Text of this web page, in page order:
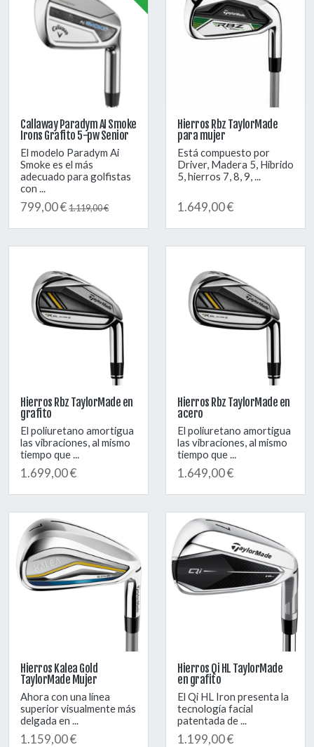
Callaway Paradym AI Smoke
Irons Grafito 5-pw Senior
El modelo Paradym Ai
Smoke es el más
adecuado para golfistas
con ...
799,00 €1.119,00 €
Hierros Rbz TaylorMade
para mujer
Está compuesto por
Driver, Madera 5, Híbrido
5, hierros 7, 8, 9, ...
1.649,00 €
Hierros Rbz TaylorMade en
grafito
El poliuretano amortigua
las vibraciones, al mismo
tiempo que ...
1.699,00 €
Hierros Rbz TaylorMade en
acero
El poliuretano amortigua
las vibraciones, al mismo
tiempo que ...
1.649,00 €
Hierros Kalea Gold
TaylorMade Mujer
Ahora con una línea
superior visualmente más
delgada en ...
1.159,00 €
Hierros Qi HL TaylorMade
en grafito
El Qi HL Iron presenta la
tecnología facial
patentada de ...
1.199,00 €